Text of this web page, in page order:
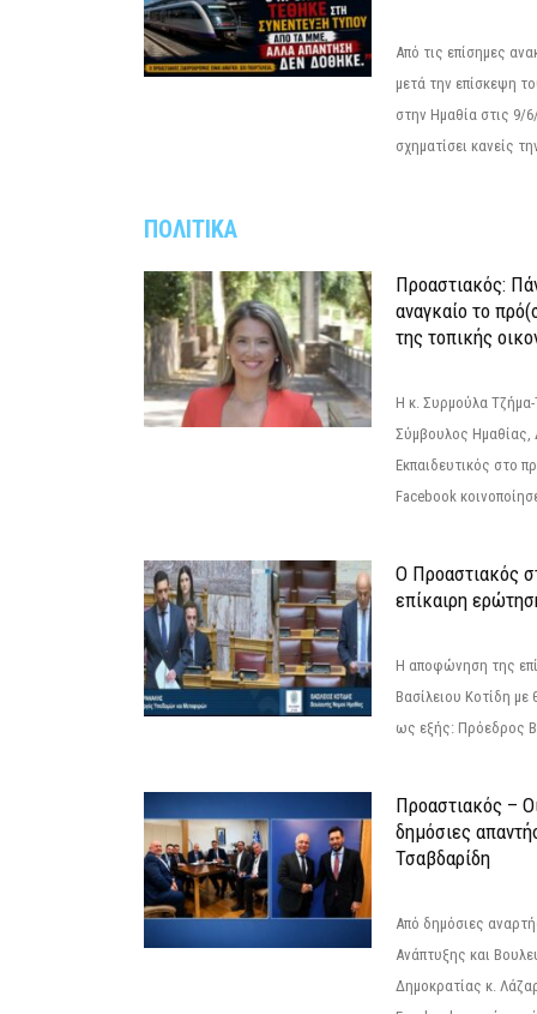
Από τις επίσημες
μετά την επίσκεψη
στην Ημαθία στις 9/
σχηματίσει κανείς
ΠΟΛΙΤΙΚΑ
Προαστιακός:
αναγκαίο το
της τοπικής
Η κ. Συρμούλα
Σύμβουλος Ημαθίας,
Εκπαιδευτικός στο
Facebook
Ο Προαστιακός
επίκαιρη
Η αποφώνηση της
Βασίλειου Κοτίδη με
ως εξής: Πρόεδρος
Προαστιακός –
δημόσιες
Τσαβδαρίδη
Από δημόσιες
Ανάπτυξης και
Δημοκρατίας κ.